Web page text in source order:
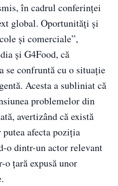
în cadrul conferinței
global. Oportunități și
și comerciale”,
și G4Food, că
se confruntă cu o situație
Acesta a subliniat că
problemelor din
avertizând că există
afecta poziția
o dintr-un actor relevant
țară expusă unor